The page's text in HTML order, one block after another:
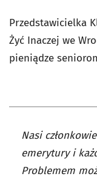
Przedstawicielka
Żyć Inaczej we
pieniądze
Nasi
emerytury i
Problemem